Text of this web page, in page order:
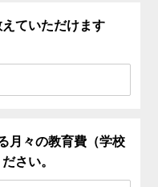
ていただけます
月々の教育費（学校
さい。